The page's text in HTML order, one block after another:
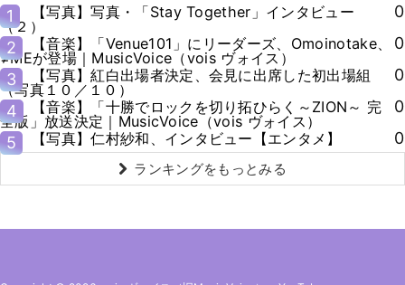
1
【写真】写真・「Stay Together」インタビュー
（２）
0
2
【音楽】「Venue101」にリーダーズ、Omoinotake、
≠MEが登場｜MusicVoice（vois ヴォイス）
0
3
【写真】紅白出場者決定、会見に出席した初出場組
（写真１０／１０）
0
4
【音楽】「十勝でロックを切り拓ひらく～ZION～ 完
全版」放送決定｜MusicVoice（vois ヴォイス）
0
5
【写真】仁村紗和、インタビュー【エンタメ】 0
ランキングをもっとみる